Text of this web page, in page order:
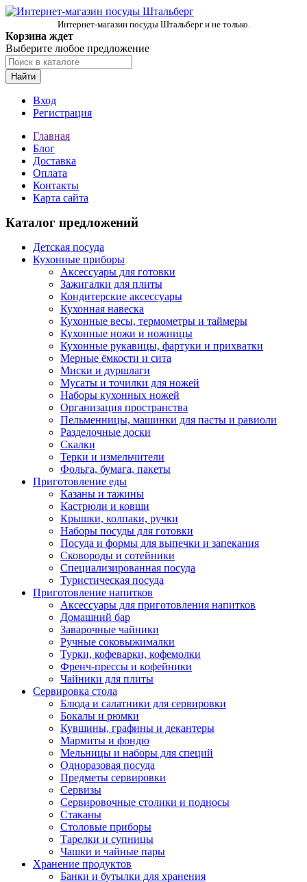
Интернет-магазин посуды Штальберг и не только.
Корзина ждет
Выберите любое предложение
Найти
Вход
Регистрация
Главная
Блог
Доставка
Оплата
Контакты
Карта сайта
Каталог предложений
Детская посуда
Кухонные приборы
Аксессуары для готовки
Зажигалки для плиты
Кондитерские аксессуары
Кухонная навеска
Кухонные весы, термометры и таймеры
Кухонные ножи и ножницы
Кухонные рукавицы, фартуки и прихватки
Мерные ёмкости и сита
Миски и дуршлаги
Мусаты и точилки для ножей
Наборы кухонных ножей
Организация пространства
Пельменницы, машинки для пасты и равиоли
Разделочные доски
Скалки
Терки и измельчители
Фольга, бумага, пакеты
Приготовление еды
Казаны и тажины
Кастрюли и ковши
Крышки, колпаки, ручки
Наборы посуды для готовки
Посуда и формы для выпечки и запекания
Сковороды и сотейники
Специализированная посуда
Туристическая посуда
Приготовление напитков
Аксессуары для приготовления напитков
Домашний бар
Заварочные чайники
Ручные соковыжималки
Турки, кофеварки, кофемолки
Френч-прессы и кофейники
Чайники для плиты
Сервировка стола
Блюда и салатники для сервировки
Бокалы и рюмки
Кувшины, графины и декантеры
Мармиты и фондю
Мельницы и наборы для специй
Одноразовая посуда
Предметы сервировки
Сервизы
Сервировочные столики и подносы
Стаканы
Столовые приборы
Тарелки и супницы
Чашки и чайные пары
Хранение продуктов
Банки и бутылки для хранения